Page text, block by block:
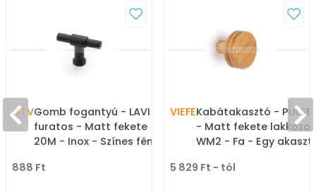
GTVGomb fogantyú - LAVI - 1
furatos - Matt fekete
20M - Inox - Színes fém
bútorgomb
888 Ft
VIEFEKabátakasztó - PULSE
- Matt fekete
WM2 - Fa - Egy
5 829 Ft - tól